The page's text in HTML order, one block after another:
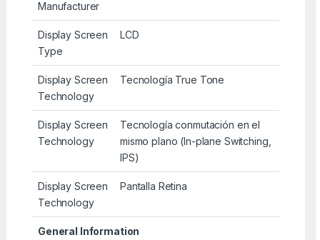
Manufacturer
Display Screen
Type
LCD
Display Screen
Technology
Tecnología True Tone
Display Screen
Technology
Tecnología conmutación en el
mismo plano (In-plane Switching,
IPS)
Display Screen
Technology
Pantalla Retina
General Information